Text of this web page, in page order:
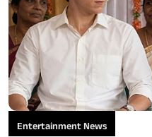
Entertainment News